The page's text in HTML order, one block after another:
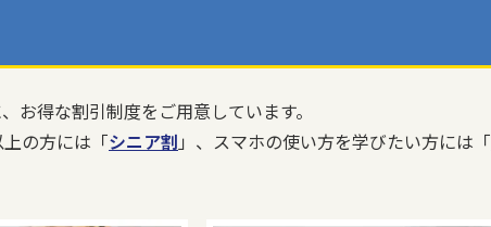
お得な割引制度をご用意しています。
の方には「シニア割 」、スマホの使い方を学びたい方には「